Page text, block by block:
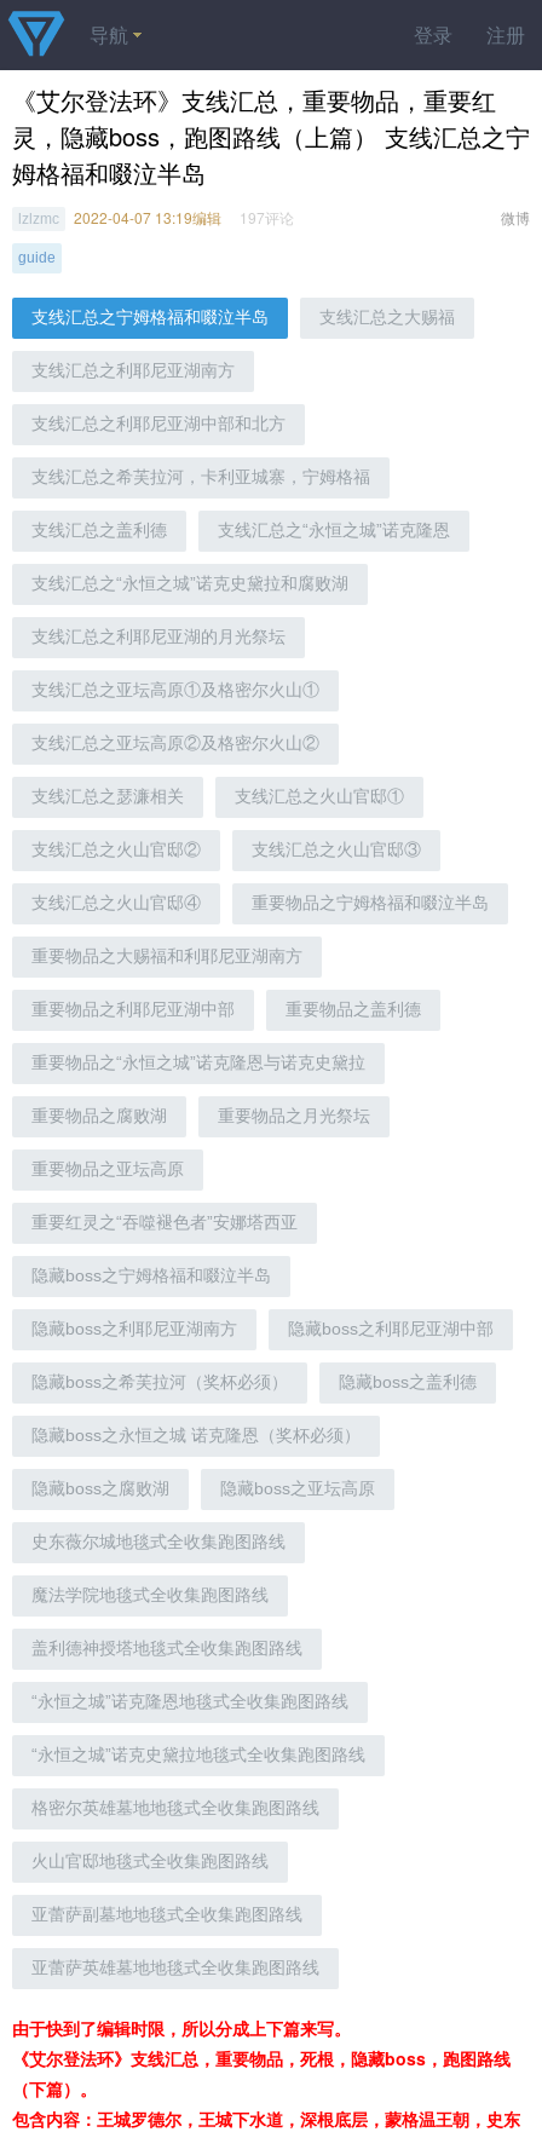
登录 注册
导航
《艾尔登法环》支线汇总，重要物品，重要红
灵，隐藏boss，跑图路线（上篇） 支线汇总之宁
姆格福和啜泣半岛
微博
lzlzmc 2022-04-07 13:19编辑 197评论
guide
支线汇总之宁姆格福和啜泣半岛 支线汇总之大赐福
支线汇总之利耶尼亚湖南方
支线汇总之利耶尼亚湖中部和北方
支线汇总之希芙拉河，卡利亚城寨，宁姆格福
支线汇总之盖利德 支线汇总之“永恒之城”诺克隆恩
支线汇总之“永恒之城”诺克史黛拉和腐败湖
支线汇总之利耶尼亚湖的月光祭坛
支线汇总之亚坛高原①及格密尔火山①
支线汇总之亚坛高原②及格密尔火山②
支线汇总之瑟濂相关 支线汇总之火山官邸①
支线汇总之火山官邸② 支线汇总之火山官邸③
支线汇总之火山官邸④ 重要物品之宁姆格福和啜泣半岛
重要物品之大赐福和利耶尼亚湖南方
重要物品之利耶尼亚湖中部 重要物品之盖利德
重要物品之“永恒之城”诺克隆恩与诺克史黛拉
重要物品之腐败湖 重要物品之月光祭坛
重要物品之亚坛高原
重要红灵之“吞噬褪色者”安娜塔西亚
隐藏boss之宁姆格福和啜泣半岛
隐藏boss之利耶尼亚湖南方 隐藏boss之利耶尼亚湖中部
隐藏boss之希芙拉河（奖杯必须） 隐藏boss之盖利德
隐藏boss之永恒之城 诺克隆恩（奖杯必须）
隐藏boss之腐败湖 隐藏boss之亚坛高原
史东薇尔城地毯式全收集跑图路线
魔法学院地毯式全收集跑图路线
盖利德神授塔地毯式全收集跑图路线
“永恒之城”诺克隆恩地毯式全收集跑图路线
“永恒之城”诺克史黛拉地毯式全收集跑图路线
格密尔英雄墓地地毯式全收集跑图路线
火山官邸地毯式全收集跑图路线
亚蕾萨副墓地地毯式全收集跑图路线
亚蕾萨英雄墓地地毯式全收集跑图路线
由于快到了编辑时限，所以分成上下篇来写。
《艾尔登法环》支线汇总，重要物品，死根，隐藏boss，跑图路线
（下篇）。
包含内容：王城罗德尔，王城下水道，深根底层，蒙格温王朝，史东